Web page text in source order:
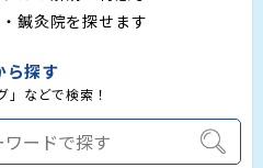
鍼灸院を探せます
探す
」などで検索！